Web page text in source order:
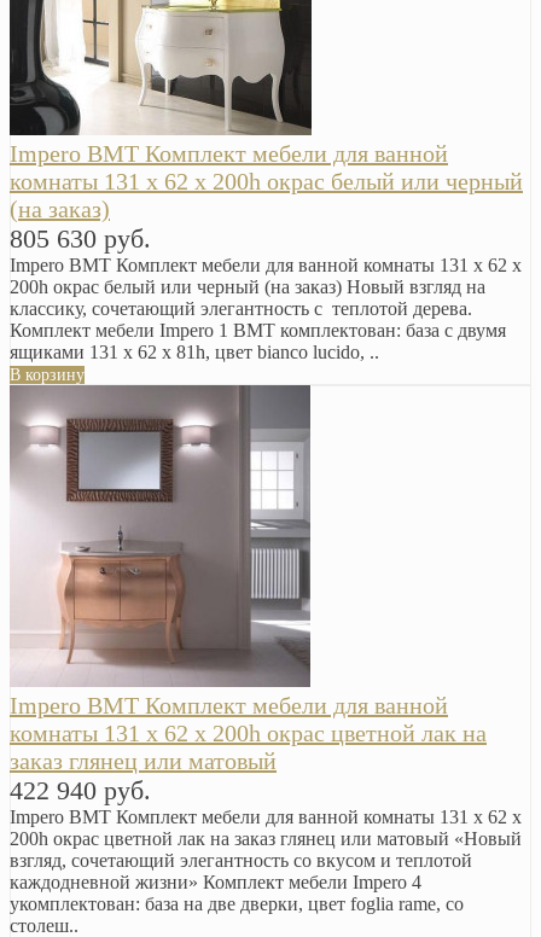
Impero BMT Комплект мебели для ванной
комнаты 131 x 62 x 200h окрас белый или черный
(на заказ)
805 630 руб.
Impero BMT Комплект мебели для ванной комнаты 131 x 62 x
200h окрас белый или черный (на заказ) Новый взгляд на
классику, сочетающий элегантность с теплотой дерева.
Комплект мебели Impero 1 BMT комплектован: база с двумя
ящиками 131 х 62 х 81h, цвет bianco lucido, ..
В корзину
Impero BMT Комплект мебели для ванной
комнаты 131 x 62 x 200h окрас цветной лак на
заказ глянец или матовый
422 940 руб.
Impero BMT Комплект мебели для ванной комнаты 131 x 62 x
200h окрас цветной лак на заказ глянец или матовый «Новый
взгляд, сочетающий элегантность со вкусом и теплотой
каждодневной жизни» Комплект мебели Impero 4
укомплектован: база на две дверки, цвет foglia rame, со
столеш..